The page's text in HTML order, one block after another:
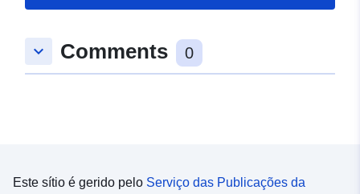
keyboard_arrow_down Comments 0
Este sítio é gerido pelo Serviço das Publicações da